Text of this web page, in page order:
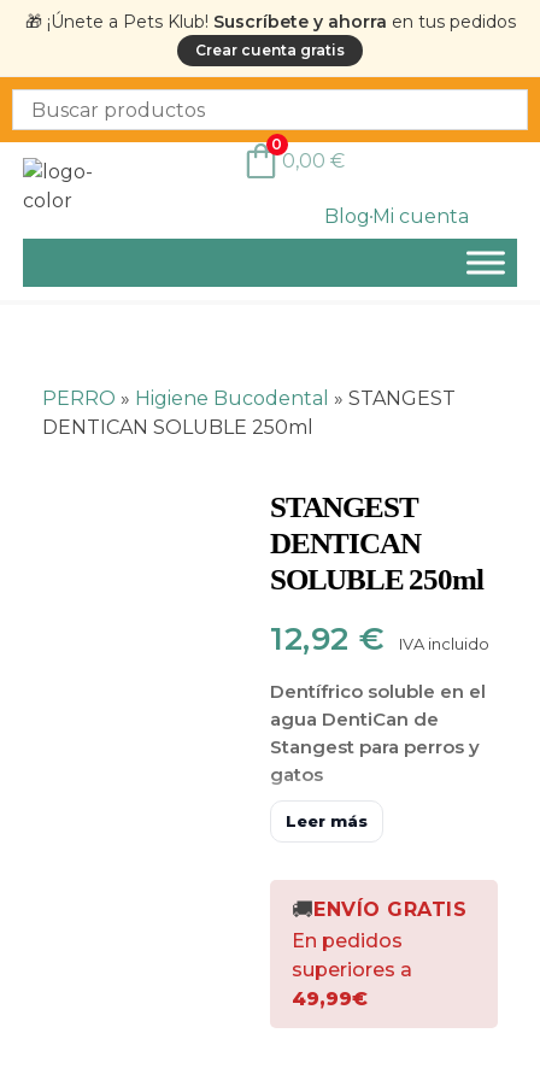
🎁 ¡Únete a Pets Klub! Suscríbete y ahorra en tus pedidos
Crear cuenta gratis
BlogMi cuenta
0
0,00 €
PERRO » Higiene Bucodental » STANGEST
DENTICAN SOLUBLE 250ml
STANGEST
DENTICAN
SOLUBLE 250ml
12,92 € IVA incluido
Dentífrico soluble en el
agua DentiCan de
Stangest para perros y
gatos
Es undentífrico para
perros y gatos
ayudará amantener la
higiene bucodental de
tu perro o gato
esfuerzo
cepillos y pastas de
dientes, se trata de un
Leer más
🚚 ENVÍO GRATIS
En pedidos
superiores a
49,99€